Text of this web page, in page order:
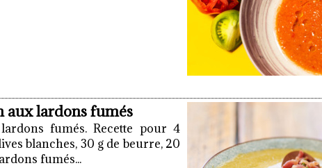
aux lardons fumés
fumés. Recette pour 4
blanches, 30 g de beurre, 20
fumés...